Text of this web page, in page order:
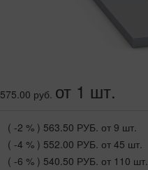
575.00 руб. от 1 шт.
( -2 % ) 563.50 РУБ. от 9 шт.
( -4 % ) 552.00 РУБ. от 45 шт.
( -6 % ) 540.50 РУБ. от 110 шт.